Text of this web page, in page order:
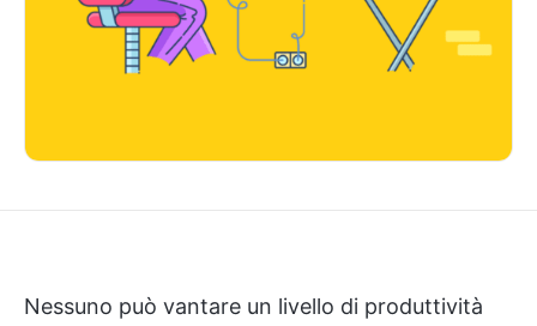
Nessuno può vantare un livello di produttività